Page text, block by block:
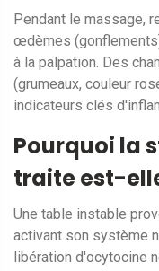
Pendant le massage,
œdèmes
à la palpation. Des
(grumeaux, couleur
indicateurs clés
Pourquoi la
traite est-
Une table instable
activant son système
libération d'ocytocine